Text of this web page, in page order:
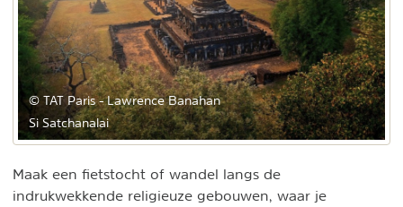
© TAT Paris - Lawrence Banahan
Si Satchanalai
Maak een fietstocht of wandel langs de
indrukwekkende religieuze gebouwen, waar je